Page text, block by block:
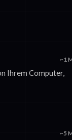
~1
Ihrem Computer,
~5